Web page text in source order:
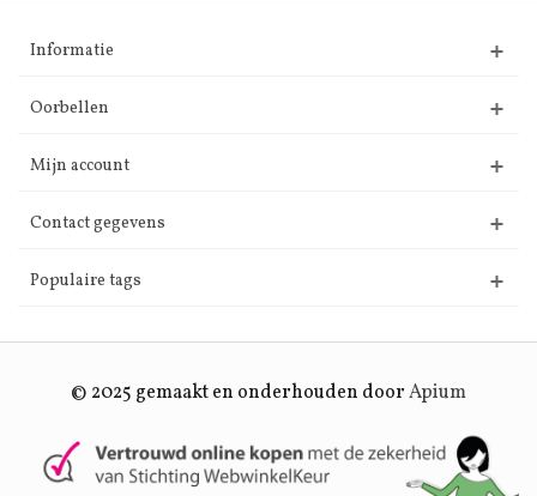
Informatie
Oorbellen
Mijn account
Contact gegevens
Populaire tags
© 2025 gemaakt en onderhouden doorApium